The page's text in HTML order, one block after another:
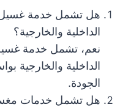
هل تشمل خدمة غسيل
الداخلية والخارجية؟
نعم، تشمل خدمة
الداخلية والخارجية
الجودة.
هل تشمل خدمات